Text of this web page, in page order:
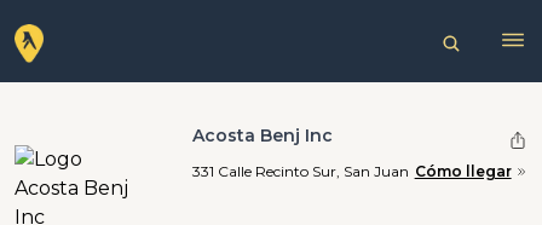
Acosta Benj Inc
331 Calle Recinto Sur, San Juan Cómo llegar